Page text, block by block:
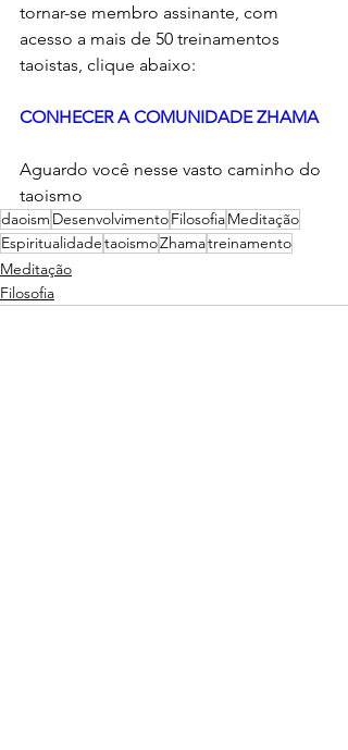
tornar-se membro assinante, com
acesso a mais de 50 treinamentos
taoistas, clique abaixo:
CONHECER A COMUNIDADE ZHAMA
Aguardo você nesse vasto caminho do
taoismo
daoism DesenvolvimentoFilosofiaMeditação
EspiritualidadetaoismoZhamatreinamento
Meditação
Filosofia